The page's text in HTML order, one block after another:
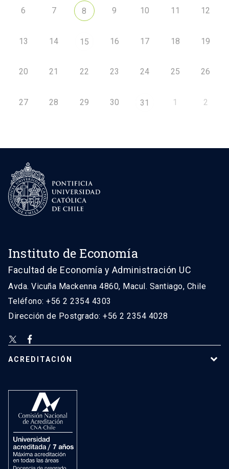
6 7 8 9 10 11 12
13 14 15 16 17 18 19
20 21 22 23 24 25 26
27 28 29 30 31 1 2
Instituto de Economía
Facultad de Economía y Administración UC
Avda. Vicuña Mackenna 4860, Macul. Santiago, Chile
Teléfono: +56 2 2354 4303
Dirección de Postgrado: +56 2 2354 4028
ACREDITACIÓN